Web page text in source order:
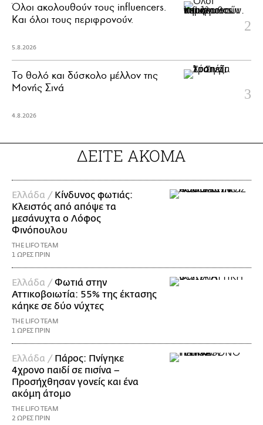
Όλοι ακολουθούν τους influencers.
Και όλοι τους περιφρονούν.
5.8.2026
Το θολό και δύσκολο μέλλον της
Μονής Σινά
4.8.2026
ΔΕΙΤΕ ΑΚΟΜΑ
Ελλάδα / Κίνδυνος φωτιάς:
Κλειστός από απόψε τα
μεσάνυχτα ο Λόφος
Φινόπουλου
THE LIFO TEAM
1 ΩΡΕΣ ΠΡΙΝ
Ελλάδα / Φωτιά στην
Αττικοβοιωτία: 55% της έκτασης
κάηκε σε δύο νύχτες
THE LIFO TEAM
1 ΩΡΕΣ ΠΡΙΝ
Ελλάδα / Πάρος: Πνίγηκε
4χρονο παιδί σε πισίνα –
Προσήχθησαν γονείς και ένα
ακόμη άτομο
THE LIFO TEAM
2 ΩΡΕΣ ΠΡΙΝ